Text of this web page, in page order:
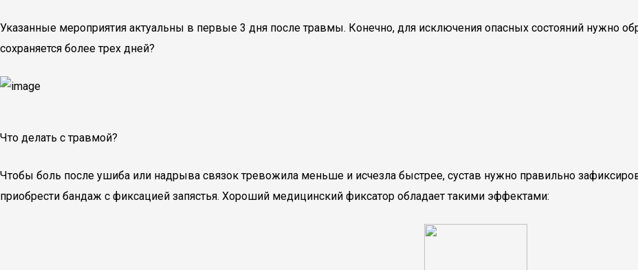
Указанные мероприятия актуальны в первые 3 дня после травмы. Конечно, для исключения опасных состояний нужно
сохраняется более трех дней?
Что делать с травмой?
Чтобы боль после ушиба или надрыва связок тревожила меньше и исчезла быстрее, сустав нужно правильно
приобрести бандаж с фиксацией запястья. Хороший медицинский фиксатор обладает такими эффектами: